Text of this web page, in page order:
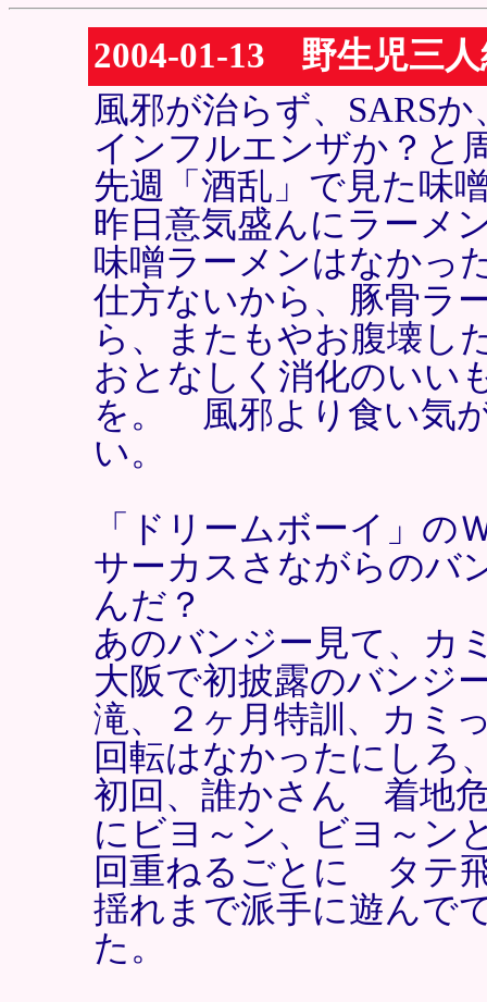
2004-01-13 野生児三人
風邪が治らず、SARS
インフルエンザか？と
先週「酒乱」で見た味
昨日意気盛んにラーメ
味噌ラーメンはなかっ
仕方ないから、豚骨ラ
ら、またもやお腹壊し
おとなしく消化のいい
を。 風邪より食い気
い。
「ドリームボーイ」の
サーカスさながらのバ
んだ？
あのバンジー見て、カ
大阪で初披露のバンジ
滝、２ヶ月特訓、カミ
回転はなかったにしろ
初回、誰かさん 着地
にビヨ～ン、ビヨ～ン
回重ねるごとに タテ
揺れまで派手に遊んで
た。